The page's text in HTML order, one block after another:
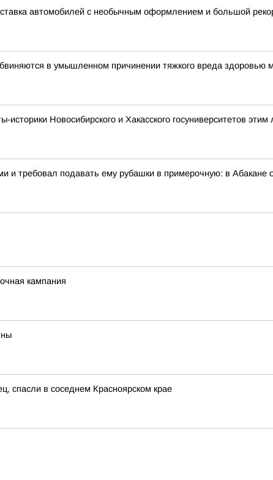
автомобилей с необычным оформлением и большой
в умышленном причинении тяжкого вреда здоровью
историки Новосибирского и Хакасского госуниверситетов
и требовал подавать ему рубашки в примерочную: в Абакане
кампания
спасли в соседнем Красноярском крае